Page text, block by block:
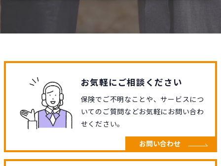
お気軽にご相談ください
保険でご不明なことや、サービスにつ
いてのご質問などお気軽にお問い合わ
せください。
お問い合わせ